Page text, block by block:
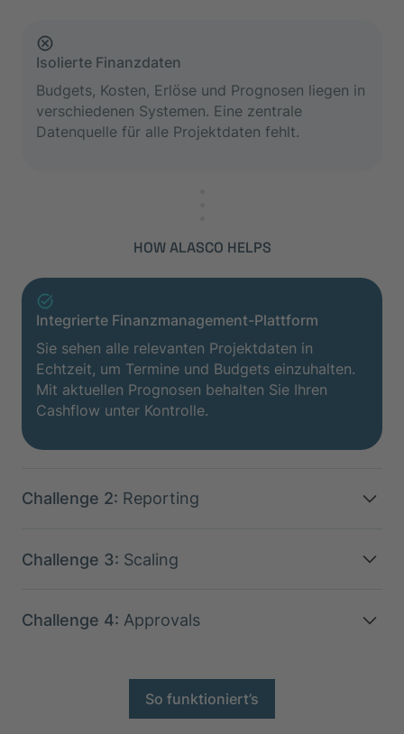
Isolierte Finanzdaten
Budgets, Kosten, Erlöse und Prognosen liegen in
verschiedenen Systemen. Eine zentrale
Datenquelle für alle Projektdaten fehlt.
HOW ALASCO HELPS
Integrierte Finanzmanagement-Plattform
Sie sehen alle relevanten Projektdaten in
Echtzeit, um Termine und Budgets einzuhalten.
Mit aktuellen Prognosen behalten Sie Ihren
Cashflow unter Kontrolle.
Challenge 2: Reporting
THE CHALLENGE
Zeitaufwändige Reporting
Berichte an Kapitalgeber oder Banken kosten
Zeit. Das verzögert Entscheidungen und
reduziert die Transparenz.
Challenge 3: Scaling
THE CHALLENGE
Inflexible Freigabeprozesse und manuelle
Challenge 4: Approvals
THE CHALLENGE
So funktioniert’s